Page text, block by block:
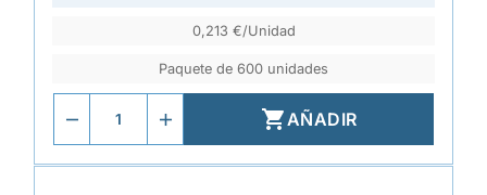
0,213 €/Unidad
Paquete de 600 unidades
AÑADIR